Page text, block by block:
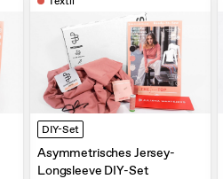
DIY-Set
Asymmetrisches Jersey-
Longsleeve DIY-Set